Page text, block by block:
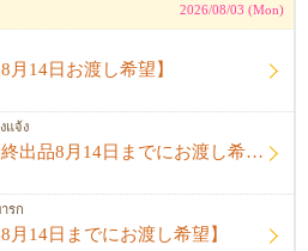
2026/08/03 (Mon)
14日お渡し希望】
แจ้ง
パターマット【最終出品8月14日までにお渡し希望】
รก
月14日までにお渡し希望】